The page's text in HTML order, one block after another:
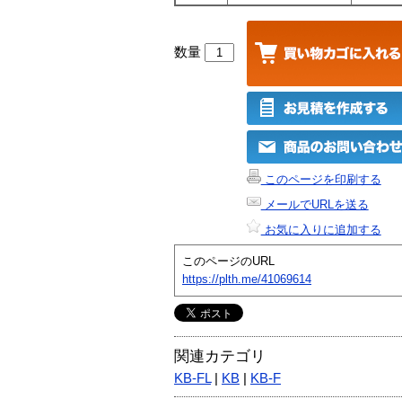
数量
このページを印刷する
メールでURLを送る
お気に入りに追加する
このページのURL
https://plth.me/41069614
関連カテゴリ
KB-FL| KB KB-F